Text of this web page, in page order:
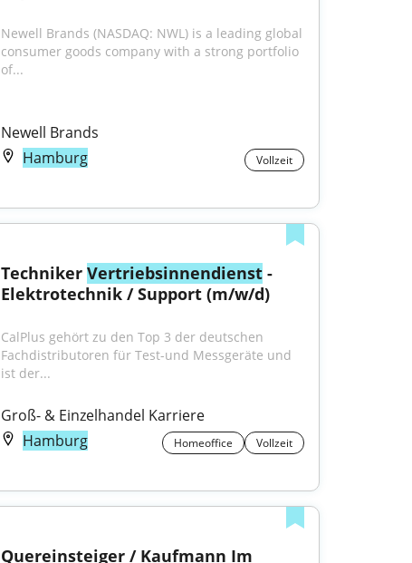
Newell Brands (NASDAQ: NWL) is a leading global
consumer goods company with a strong portfolio
of...
Newell Brands
Hamburg
Vollzeit
Techniker Vertriebsinnendienst -
Elektrotechnik / Support (m/w/d)
CalPlus gehört zu den Top 3 der deutschen
Fachdistributoren für Test-und Messgeräte und
ist der...
Groß- & Einzelhandel Karriere
Hamburg
Homeoffice Vollzeit